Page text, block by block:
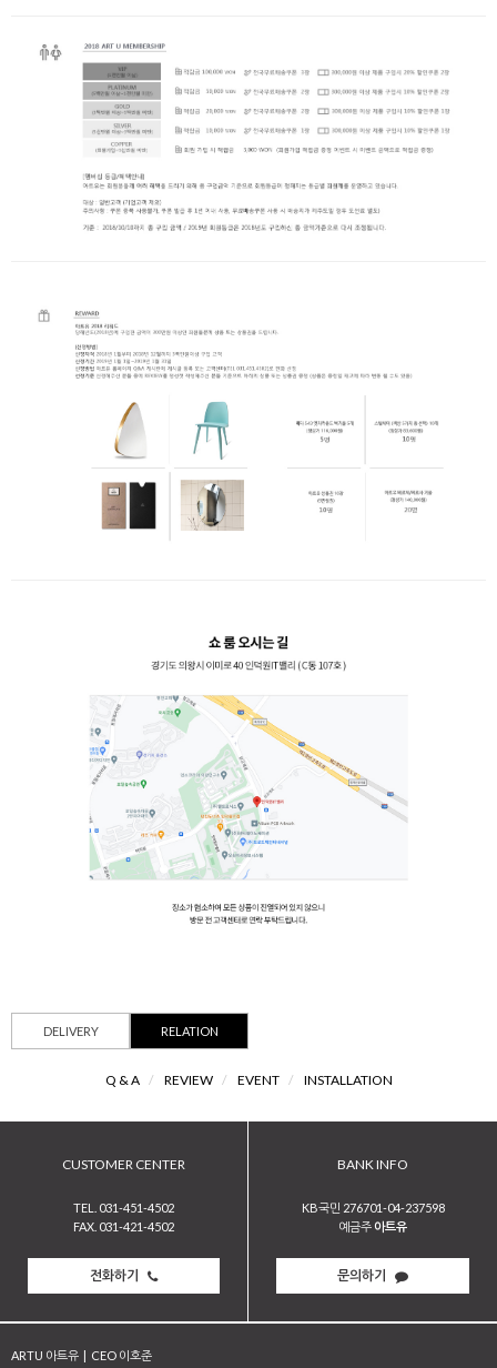
DELIVERY RELATION
Q & A / REVIEW / EVENT / INSTALLATION
CUSTOMER CENTER
TEL. 031-451-4502
FAX. 031-421-4502
전화하기
BANK INFO
KB국민 276701-04-237598
예금주 아트유
문의하기
ARTU 아트유 | CEO 이호준